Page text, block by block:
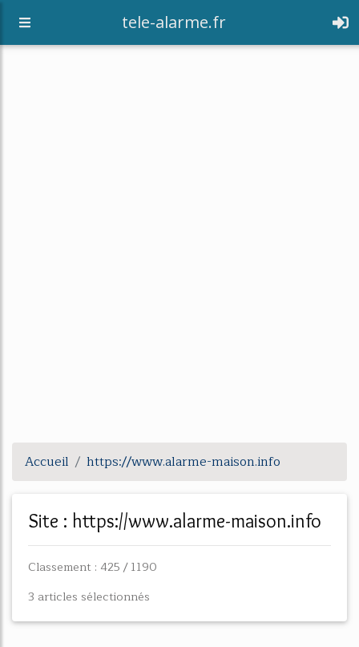
tele-alarme.fr
Accueil https://www.alarme-maison.info
Site : https://www.alarme-maison.info
Classement : 425 / 1190
3 articles sélectionnés